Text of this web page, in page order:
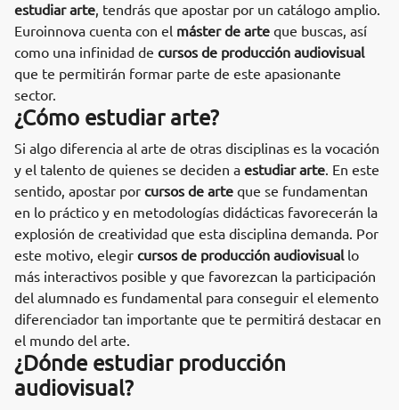
estudiar arte , tendrás que apostar por un catálogo amplio.
Euroinnova cuenta con el máster de arte que buscas, así
como una infinidad de cursos de producción audiovisual
que te permitirán formar parte de este apasionante
sector.
¿Cómo estudiar arte?
Si algo diferencia al arte de otras disciplinas es la vocación
y el talento de quienes se deciden a estudiar arte . En este
sentido, apostar por cursos de arte que se fundamentan
en lo práctico y en metodologías didácticas favorecerán la
explosión de creatividad que esta disciplina demanda. Por
este motivo, elegir cursos de producción audiovisual lo
más interactivos posible y que favorezcan la participación
del alumnado es fundamental para conseguir el elemento
diferenciador tan importante que te permitirá destacar en
el mundo del arte.
¿Dónde estudiar producción
audiovisual?